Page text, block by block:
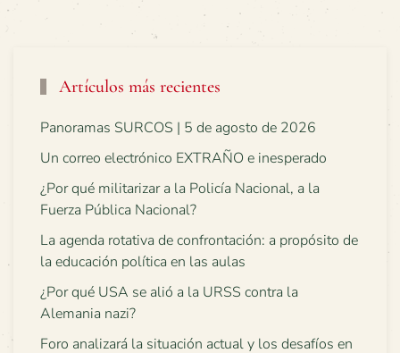
Artículos más recientes
Panoramas SURCOS | 5 de agosto de 2026
Un correo electrónico EXTRAÑO e inesperado
¿Por qué militarizar a la Policía Nacional, a la
Fuerza Pública Nacional?
La agenda rotativa de confrontación: a propósito de
la educación política en las aulas
¿Por qué USA se alió a la URSS contra la
Alemania nazi?
Foro analizará la situación actual y los desafíos en